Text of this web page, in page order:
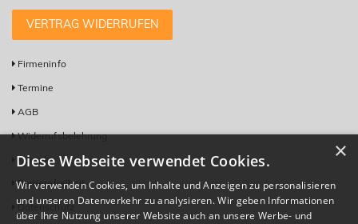
VERTRAG WIDERRUFEN
Firmeninfo
Termine
AGB
Widerrufsbelehrung
Kontakt
Barrierefreiheit
Datenschutz
×
Diese Webseite verwendet Cookies.
Wir verwenden Cookies, um Inhalte und Anzeigen zu personalisieren
und unseren Datenverkehr zu analysieren. Wir geben Informationen
über Ihre Nutzung unserer Website auch an unsere Werbe- und